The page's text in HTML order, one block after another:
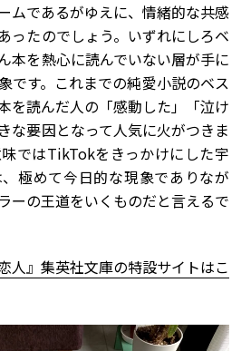
ムであるがゆえに、情緒的な共感
ったのでしょう。いずれにしろベ
本を熱心に読んでいない層が手に
です。これまでの純愛小説のベス
を読んだ人の「感動した」「泣け
な要因となって人気に火がつきま
ではTikTokをきっかけにした宇
極めて今日的な現象でありなが
ーの王道をいくものだと言えるで
人』集英社文庫の特設サイトはこ